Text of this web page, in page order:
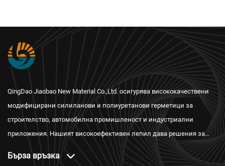
QingDao Jiaobao New Material Co.,Ltd. осигурява висококачествени
модифицирани силиланови и полиуретанови герметици за
строителство, автомобилна промишленост и индустриални
приложения. Нашият високоефективен лепил дава решения за
международни сертификати и надеждно следпродажбено
Бърза връзка